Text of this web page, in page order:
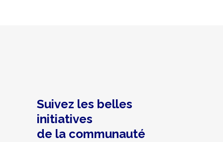
Suivez les belles
initiatives
de la communauté